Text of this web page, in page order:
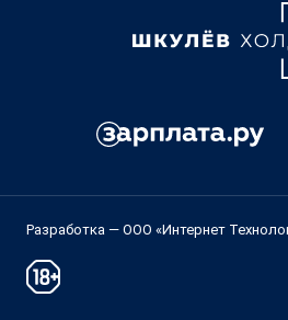
Разработка — ООО «Интернет